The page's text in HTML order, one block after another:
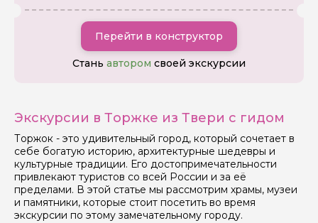
Перейти в конструктор
Стань автором своей экскурсии
Экскурсии в Торжке из Твери с гидом
Торжок - это удивительный город, который сочетает в
себе богатую историю, архитектурные шедевры и
культурные традиции. Его достопримечательности
привлекают туристов со всей России и за её
пределами. В этой статье мы рассмотрим храмы, музеи
и памятники, которые стоит посетить во время
экскурсии по этому замечательному городу.